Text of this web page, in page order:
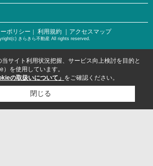
ポリシー ｜ 利用規約 ｜アクセスマップ
きらきら不動産 All rights reserved.
サイト利用状況把握、サービス向上検討を目的と
を使用しています。
の取扱いについて」 をご確認ください。
閉じる